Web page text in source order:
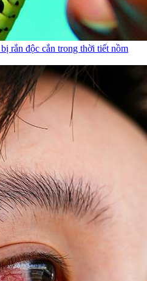
rắn độc cắn trong thời tiết nồm